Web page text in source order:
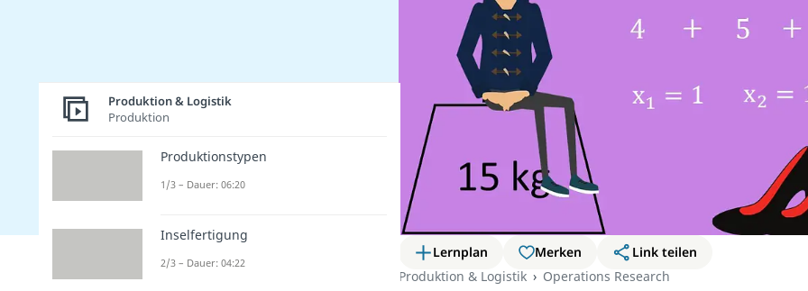
Lernplan Merken
Link teilen
Produktion & Logistik
Operations Research
Produktion & Logistik
Produktion
Produktionstypen
1/3 – Dauer: 06:20
Inselfertigung
2/3 – Dauer: 04:22